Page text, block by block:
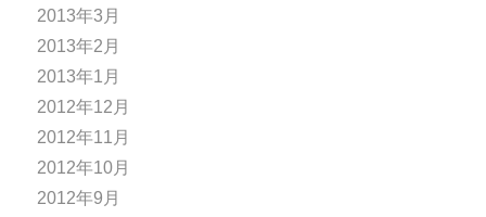
2013年3月
2013年2月
2013年1月
2012年12月
2012年11月
2012年10月
2012年9月